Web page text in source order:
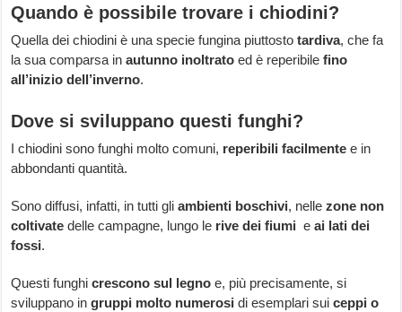
Quando è possibile trovare i chiodini?
Quella dei chiodini è una specie fungina piuttosto tardiva, che fa
la sua comparsa inautunno inoltrato ed è reperibile fino
all’inizio dell’inverno.
Dove si sviluppano questi funghi?
I chiodini sono funghi molto comuni, reperibili facilmente e in
abbondanti quantità.
Sono diffusi, infatti, in tutti gliambienti boschivi, nelle zone non
coltivate delle campagne, lungo le rive dei fiumi eai lati dei
fossi.
Questi funghicrescono sul legno e, più precisamente, si
sviluppano ingruppi molto numerosi di esemplari suiceppi o